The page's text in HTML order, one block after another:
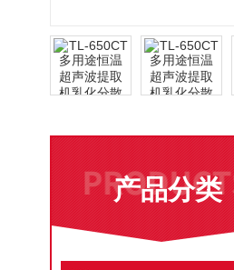
产品分类